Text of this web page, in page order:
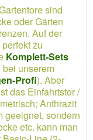
sind
oder Gärten
Auf der
zu
Komplett-Sets
unserem
Profi). Aber
das Einfahrtstor /
Anthrazit
geeignet, sondern
etc. kann man